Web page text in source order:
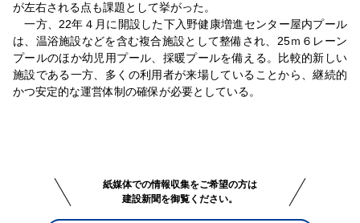
が左右される点も課題として挙がった。
一方、22年４月に開設した下入野健康増進センター屋内プール
は、温浴施設などを含む複合施設として整備され、25ｍ６レーン
プールのほか幼児用プール、採暖プールを備える。比較的新しい
施設である一方、多くの利用者が来場していることから、継続的
かつ安定的な運営体制の確保が必要としている。
紙媒体での情報収集をご希望の方は
建設新聞を御覧ください。